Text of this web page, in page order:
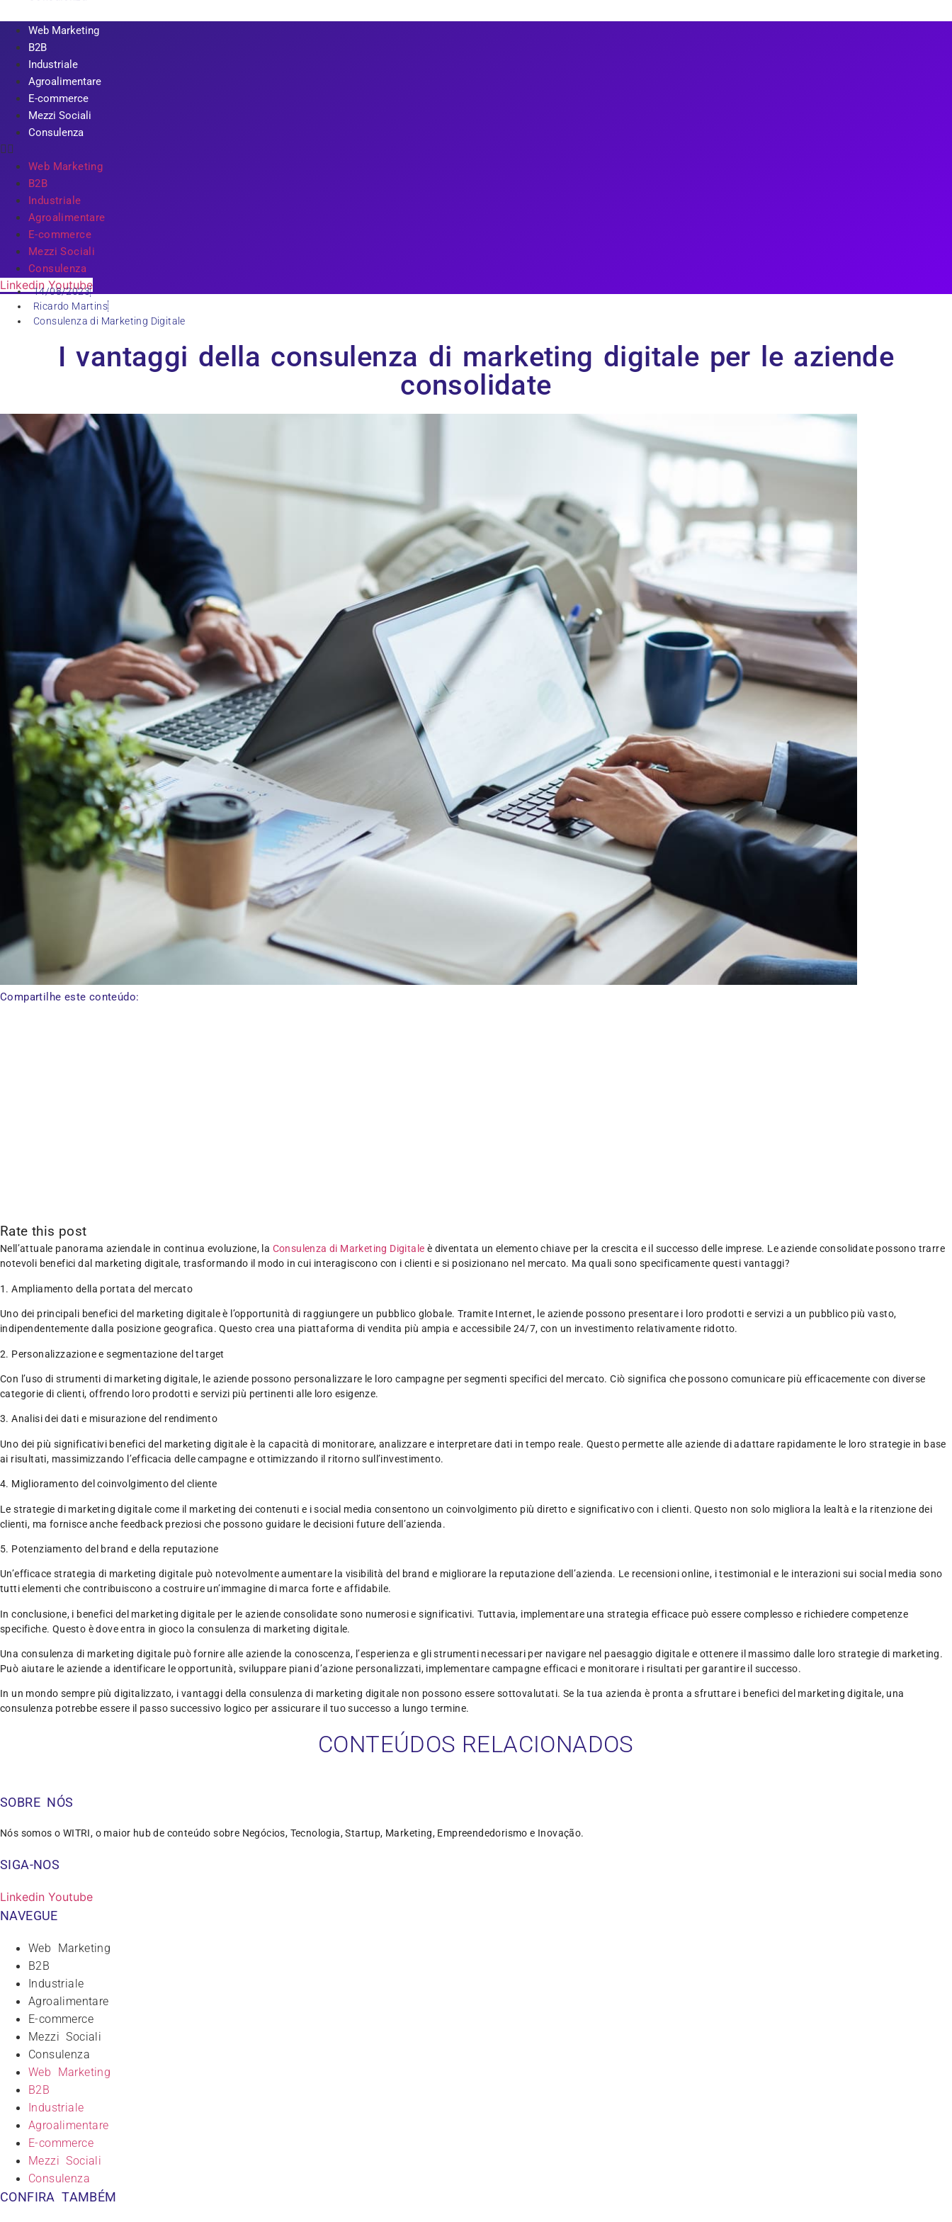
Web Marketing
B2B
Industriale
Agroalimentare
E-commerce
Mezzi Sociali
Consulenza
Web Marketing
B2B
Industriale
Agroalimentare
E-commerce
Mezzi Sociali
Consulenza
Linkedin Youtube
14/08/2023
Ricardo Martins
Consulenza di Marketing Digitale
I vantaggi della consulenza di marketing digitale per le aziende
consolidate
Compartilhe este conteúdo:
Rate this post
Nell’attuale panorama aziendale in continua evoluzione, la Consulenza di Marketing Digitale è diventata un elemento chiave per la crescita e il successo delle imprese. Le aziende consolidate possono trarre
notevoli benefici dal marketing digitale, trasformando il modo in cui interagiscono con i clienti e si posizionano nel mercato. Ma quali sono specificamente questi vantaggi?
1. Ampliamento della portata del mercato
Uno dei principali benefici del marketing digitale è l’opportunità di raggiungere un pubblico globale. Tramite Internet, le aziende possono presentare i loro prodotti e servizi a un pubblico più vasto,
indipendentemente dalla posizione geografica. Questo crea una piattaforma di vendita più ampia e accessibile 24/7, con un investimento relativamente ridotto.
2. Personalizzazione e segmentazione del target
Con l’uso di strumenti di marketing digitale, le aziende possono personalizzare le loro campagne per segmenti specifici del mercato. Ciò significa che possono comunicare più efficacemente con diverse
categorie di clienti, offrendo loro prodotti e servizi più pertinenti alle loro esigenze.
3. Analisi dei dati e misurazione del rendimento
Uno dei più significativi benefici del marketing digitale è la capacità di monitorare, analizzare e interpretare dati in tempo reale. Questo permette alle aziende di adattare rapidamente le loro strategie in base
ai risultati, massimizzando l’efficacia delle campagne e ottimizzando il ritorno sull’investimento.
4. Miglioramento del coinvolgimento del cliente
Le strategie di marketing digitale come il marketing dei contenuti e i social media consentono un coinvolgimento più diretto e significativo con i clienti. Questo non solo migliora la lealtà e la ritenzione dei
clienti, ma fornisce anche feedback preziosi che possono guidare le decisioni future dell’azienda.
5. Potenziamento del brand e della reputazione
Un’efficace strategia di marketing digitale può notevolmente aumentare la visibilità del brand e migliorare la reputazione dell’azienda. Le recensioni online, i testimonial e le interazioni sui social media sono
tutti elementi che contribuiscono a costruire un’immagine di marca forte e affidabile.
In conclusione, i benefici del marketing digitale per le aziende consolidate sono numerosi e significativi. Tuttavia, implementare una strategia efficace può essere complesso e richiedere competenze
specifiche. Questo è dove entra in gioco la consulenza di marketing digitale.
Una consulenza di marketing digitale può fornire alle aziende la conoscenza, l’esperienza e gli strumenti necessari per navigare nel paesaggio digitale e ottenere il massimo dalle loro strategie di marketing.
Può aiutare le aziende a identificare le opportunità, sviluppare piani d’azione personalizzati, implementare campagne efficaci e monitorare i risultati per garantire il successo.
In un mondo sempre più digitalizzato, i vantaggi della consulenza di marketing digitale non possono essere sottovalutati. Se la tua azienda è pronta a sfruttare i benefici del marketing digitale, una
consulenza potrebbe essere il passo successivo logico per assicurare il tuo successo a lungo termine.
CONTEÚDOS RELACIONADOS
SOBRE NÓS
Nós somos o WITRI, o maior hub de conteúdo sobre Negócios, Tecnologia, Startup, Marketing, Empreendedorismo e Inovação.
SIGA-NOS
Linkedin Youtube
NAVEGUE
Web Marketing
B2B
Industriale
Agroalimentare
E-commerce
Mezzi Sociali
Consulenza
Web Marketing
B2B
Industriale
Agroalimentare
E-commerce
Mezzi Sociali
Consulenza
CONFIRA TAMBÉM